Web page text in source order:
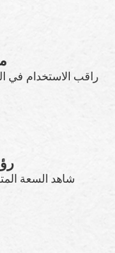
راقب الاستخدام في
شاهد السعة